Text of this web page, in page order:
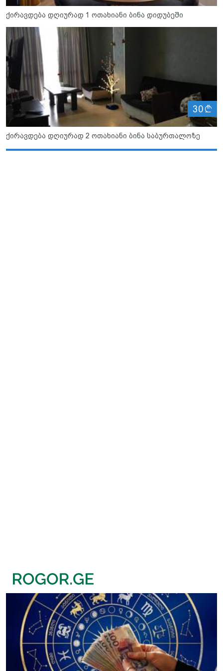
ქირავდება დღიურად 1 ოთახიანი ბინა დიდუბეში
30
ქირავდება დღიურად 2 ოთახიანი ბინა საბურთალოზე